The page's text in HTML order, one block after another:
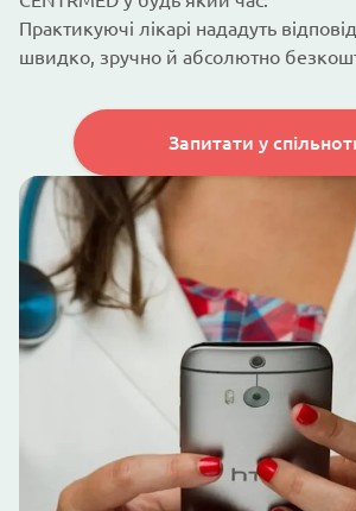
Практикуючі лікарі нададуть
швидко, зручно й абсолютно
Запитати у